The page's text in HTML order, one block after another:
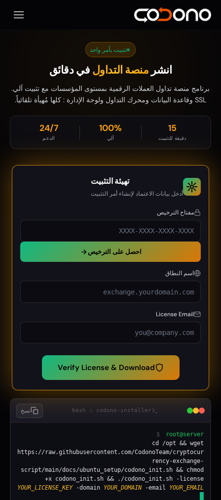
فتح
تثبيت بأمر واحد
انشر منصة التداول في دقائق
برنامج منصة تداول العملات الرقمية بمستوى المؤسسات مع تثبيت آلي.
SSL وقاعدة البيانات ومحرك التداول ولوحة الإدارة : كلها مُهيأة تلقائياً.
15
دقيقة للتثبيت
100%
آلي
24/7
الدعم
تهيئة التثبيت
أدخل بيانات الاعتماد لإنشاء أمر التثبيت
مفتاح الترخيص
احصل على الترخيص
اسم النطاق
License Email
Verify License & Download
bash : codono-installer نسخ
root@server
$
cd /opt && wget
https://raw.githubusercontent.com/CodonoTeam/cryptocur
rency-exchange-
script/main/docs/ubuntu_setup/codono_init.sh && chmod
+x codono_init.sh && ./codono_init.sh -license
YOUR_LICENSE_KEY-domain YOUR_DOMAIN-email YOUR_EMAIL